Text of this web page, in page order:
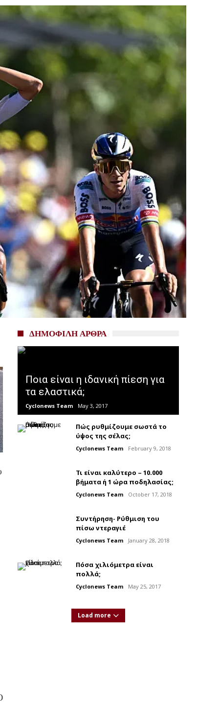
ΔΗΜΟΦΙΛΗ ΑΡΘΡΑ
Ποια είναι η ιδανική πίεση για
τα ελαστικά;
Cyclonews Team May 3, 2017
Πώς ρυθμίζουμε σωστά το
ύψος της σέλας;
Cyclonews Team February 9, 2018
Τι είναι καλύτερο – 10.000
βήματα ή 1 ώρα ποδηλασίας;
Cyclonews Team October 17, 2018
Συντήρηση- Ρύθμιση του
πίσω ντεραγιέ
Cyclonews Team January 28, 2018
Πόσα χιλιόμετρα είναι
πολλά;
Cyclonews Team May 25, 2017
Load more